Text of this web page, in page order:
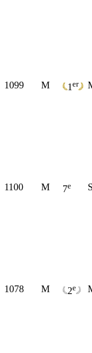
1099 M 1 er
1100 M 7e
1078 M 2e